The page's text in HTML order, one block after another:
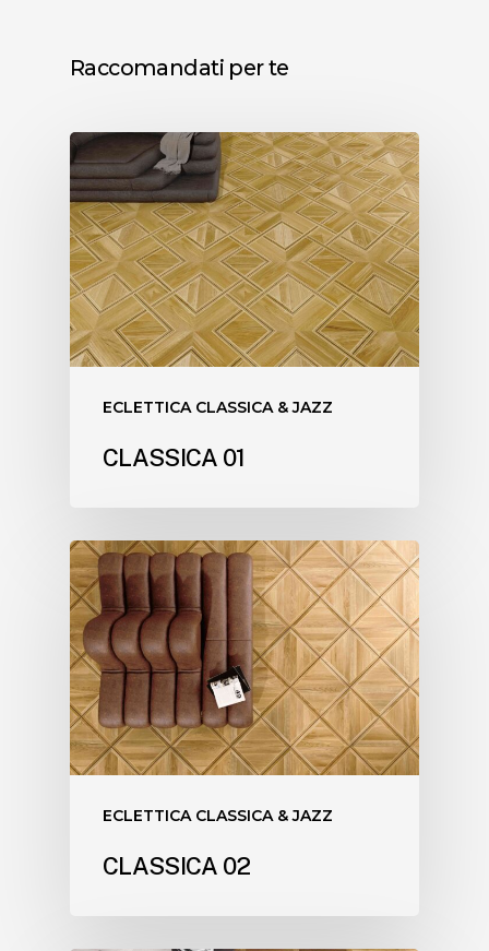
Raccomandati per te
ECLETTICA CLASSICA & JAZZ
CLASSICA 01
ECLETTICA CLASSICA & JAZZ
CLASSICA 02